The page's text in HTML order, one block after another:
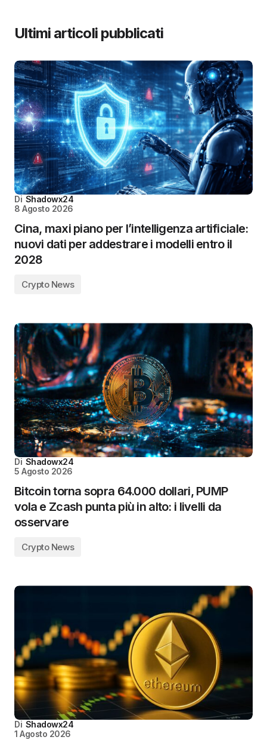
Ultimi articoli pubblicati
Di Shadowx24
8 Agosto 2026
Cina, maxi piano per l’intelligenza artificiale:
nuovi dati per addestrare i modelli entro il
2028
Crypto News
Di Shadowx24
5 Agosto 2026
Bitcoin torna sopra 64.000 dollari, PUMP
vola e Zcash punta più in alto: i livelli da
osservare
Crypto News
Di Shadowx24
1 Agosto 2026